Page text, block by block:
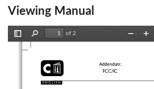
Viewing Manual
Find
of 2
Zoom
C
Addendum:
FCC/IC
E N G L I S H